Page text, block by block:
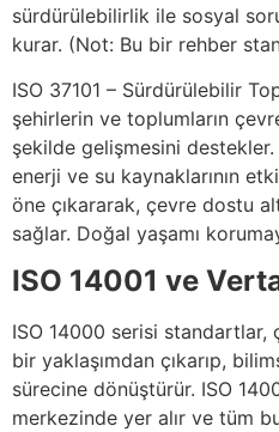
sürdürülebilirlik ile sosyal
kurar. (Not: Bu bir rehber
ISO 37101 – Sürdürülebilir
şehirlerin ve toplumların
şekilde gelişmesini destekler.
enerji ve su kaynaklarının
öne çıkararak, çevre dostu
sağlar. Doğal yaşamı
ISO 14001 ve
ISO 14000 serisi
bir yaklaşımdan çıkarıp,
sürecine dönüştürür. ISO
merkezinde yer alır ve tüm